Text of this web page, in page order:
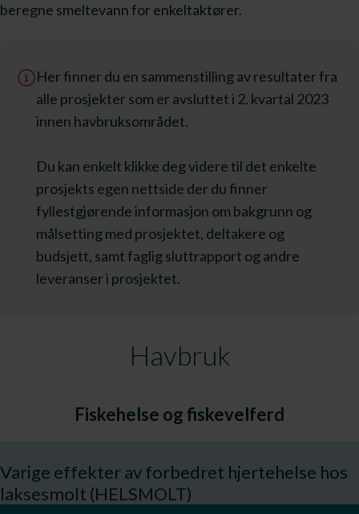
beregne smeltevann for enkeltaktører.
Her finner du en sammenstilling av resultater fra
alle prosjekter som er avsluttet i 2. kvartal 2023
innen havbruksområdet.
Du kan enkelt klikke deg videre til det enkelte
prosjekts egen nettside der du finner
fyllestgjørende informasjon om bakgrunn og
målsetting med prosjektet, deltakere og
budsjett, samt faglig sluttrapport og andre
leveranser i prosjektet.
Havbruk
Fiskehelse og fiskevelferd
Varige effekter av forbedret hjertehelse hos
laksesmolt (HELSMOLT)